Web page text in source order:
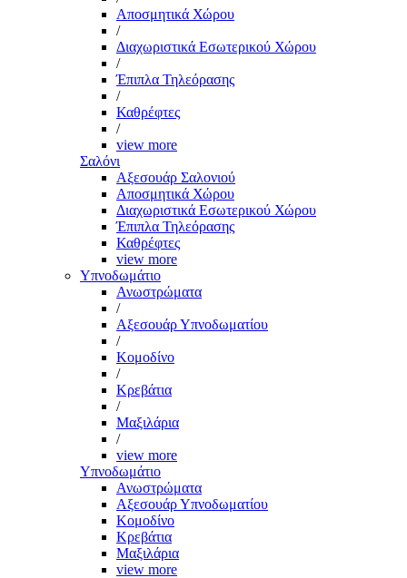
Αποσμητικά Χώρου
/
Διαχωριστικά Εσωτερικού Χώρου
/
Έπιπλα Τηλεόρασης
/
Καθρέφτες
/
view more
Σαλόνι
Αξεσουάρ Σαλονιού
Αποσμητικά Χώρου
Διαχωριστικά Εσωτερικού Χώρου
Έπιπλα Τηλεόρασης
Καθρέφτες
view more
Υπνοδωμάτιο
Ανωστρώματα
/
Αξεσουάρ Υπνοδωματίου
/
Κομοδίνο
/
Κρεβάτια
/
Μαξιλάρια
/
view more
Υπνοδωμάτιο
Ανωστρώματα
Αξεσουάρ Υπνοδωματίου
Κομοδίνο
Κρεβάτια
Μαξιλάρια
view more